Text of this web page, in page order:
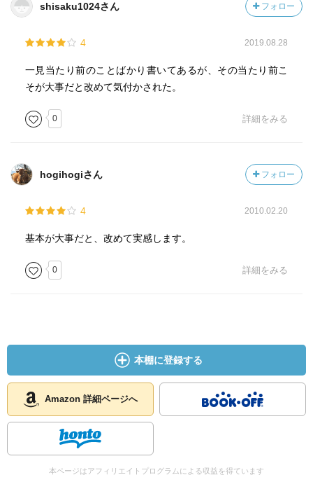
shisaku1024さん フォロー
4 2019.08.28
一見当たり前のことばかり書いてあるが、その当たり前こ
そが大事だと改めて気付かされた。
0 詳細をみる
hogihogiさん フォロー
4 2010.02.20
基本が大事だと、改めて実感します。
0 詳細をみる
本棚に登録する
Amazon 詳細ページへ
本ページはアフィリエイトプログラムによる収益を得ています